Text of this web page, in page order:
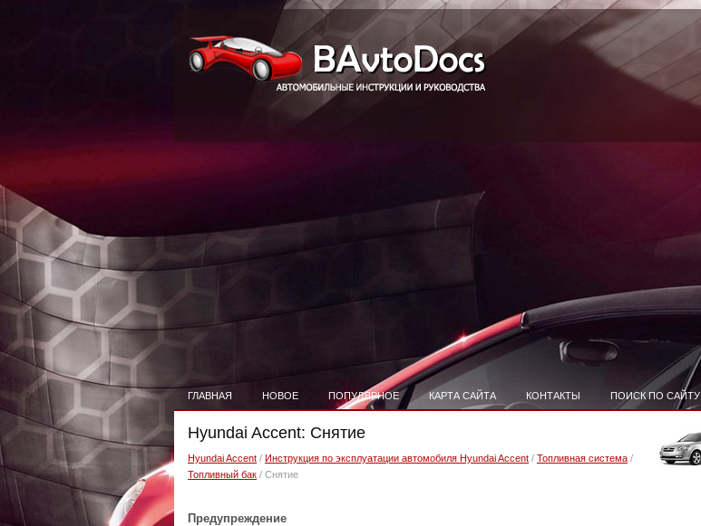
ГЛАВНАЯ НОВОЕ ПОПУЛЯРНОЕ КАРТА САЙТА КОНТАКТЫ ПОИСК ПО САЙТУ
Hyundai Accent: Снятие
Hyundai Accent / Инструкция по эксплуатации автомобиля Hyundai Accent / Топливная система /
Топливный бак / Снятие
Предупреждение